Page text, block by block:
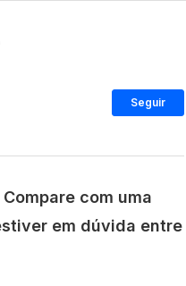
Seguir
com uma
em dúvida entre